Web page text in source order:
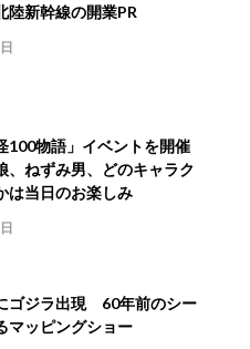
新幹線の開業PR
100物語」イベントを開催
、ねずみ男、どのキャラク
は当日のお楽しみ
ゴジラ出現 60年前のシー
マッピングショー